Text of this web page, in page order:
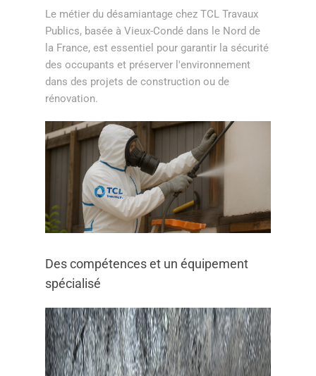
Le métier du désamiantage chez TCL Travaux
Publics, basée à Vieux-Condé dans le Nord de
la France, est essentiel pour garantir la sécurité
des occupants et préserver l'environnement
dans des projets de construction ou de
rénovation.
Des compétences et un équipement
spécialisé